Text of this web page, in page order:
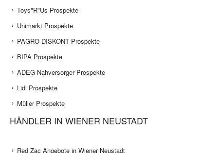
Toys"R"Us Prospekte
Unimarkt Prospekte
PAGRO DISKONT Prospekte
BIPA Prospekte
ADEG Nahversorger Prospekte
Lidl Prospekte
Müller Prospekte
HÄNDLER IN WIENER NEUSTADT
Red Zac Angebote in Wiener Neustadt